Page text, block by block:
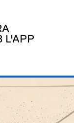
L'APP